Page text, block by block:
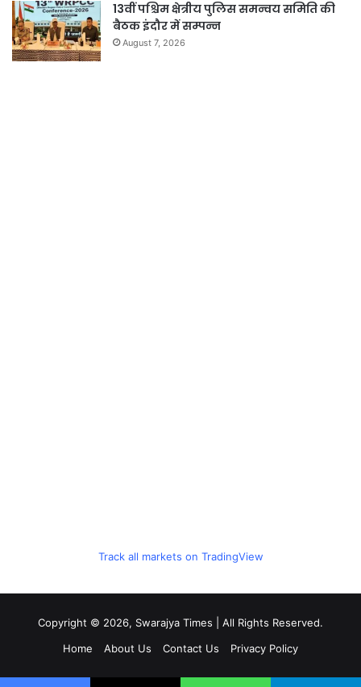
13वीं पश्चिम क्षेत्रीय पुलिस समन्वय समिति की
बैठक इंदौर में सम्पन्न
August 7, 2026
Track all markets on TradingView
Copyright © 2026, Swarajya Times | All Rights Reserved.
Home
About Us Contact Us Privacy Policy